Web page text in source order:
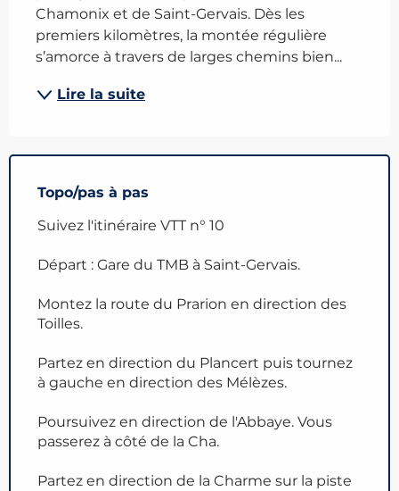
Chamonix et de Saint-Gervais. Dès les
premiers kilomètres, la montée régulière
s’amorce à travers de larges chemins bien...
Lire la suite
Topo/pas à pas
Suivez l'itinéraire VTT n° 10
Départ : Gare du TMB à Saint-Gervais.
Montez la route du Prarion en direction des
Toilles.
Partez en direction du Plancert puis tournez
à gauche en direction des Mélèzes.
Poursuivez en direction de l'Abbaye. Vous
passerez à côté de la Cha.
Partez en direction de la Charme sur la piste